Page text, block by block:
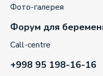
Фото-галерея
Форум для
Call-centre
+998 95 198-16-16